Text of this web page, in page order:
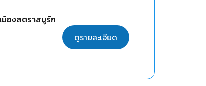
มืองสตราสบูร์ก
ดูรายละเอียด